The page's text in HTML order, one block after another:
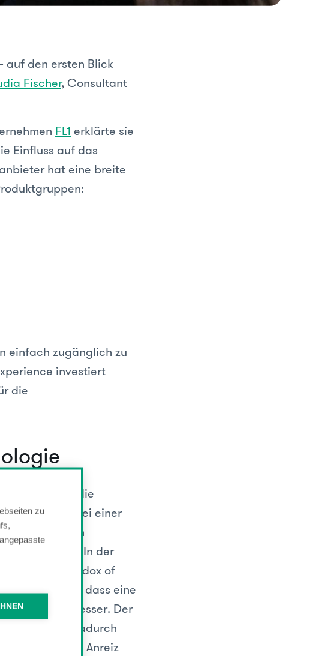
zu
auf den ersten Blick
Fischer, Consultant
FL1 erklärte sie
Einfluss auf das
hat eine breite
einfach zugänglich zu
investiert
die
macht die
Menschen. Bei einer
sich oft ein
– erkennen. In der
dem 'Paradox of
davon aus, dass eine
desto besser. Der
und ist dadurch
inneren Anreiz